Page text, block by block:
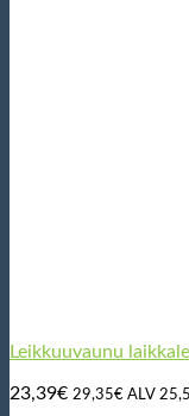
Leikkuuvaunu
23,39€ 29,35€ ALV